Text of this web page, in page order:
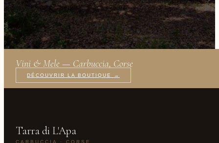
Vini & Mele — Carbuccia, Corse
DÉCOUVRIR LA BOUTIQUE →
Tarra di L'Apa
CARBUCCIA · CORSE